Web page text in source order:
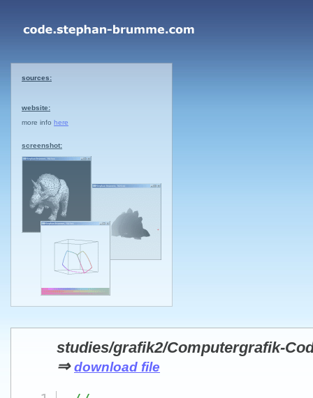
sources:
website:
more info here
screenshot:
studies/grafik2/Computergrafik-
⇒download file